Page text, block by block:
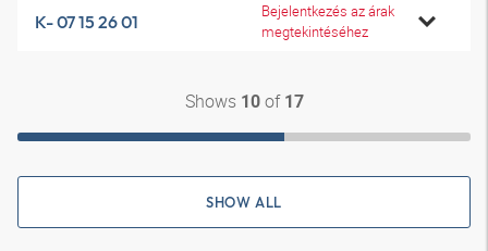
K- 07 15 26 01
Bejelentkezés az árak
megtekintéséhez
Shows 10of 17
SHOW ALL